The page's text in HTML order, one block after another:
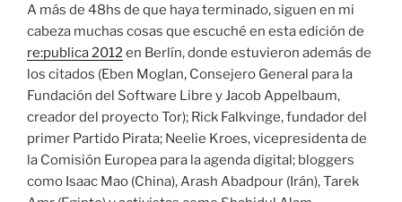
A más de 48hs de que haya terminado, siguen en mi
cabeza muchas cosas que escuché en esta edición de
re:publica 2012en Berlín, donde estuvieron además de
los citados (Eben Moglan, Consejero General para la
Fundación del Software Libre y Jacob Appelbaum,
creador del proyecto Tor); Rick Falkvinge, fundador del
primer Partido Pirata; Neelie Kroes, vicepresidenta de
la Comisión Europea para la agenda digital; bloggers
como Isaac Mao (China), Arash Abadpour (Irán), Tarek